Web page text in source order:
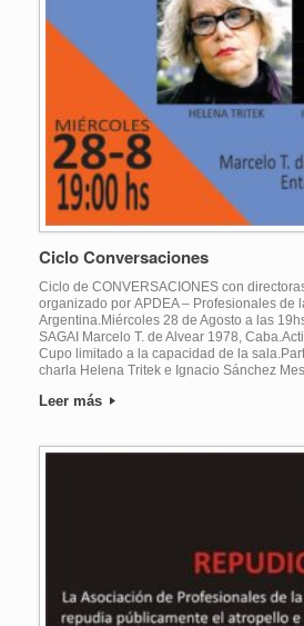
Ciclo Conversaciones
Ciclo de CONVERSACIONES con
organizado por APDEA – Profesionales de
Argentina.Miércoles 28 de Agosto a las
SAGAI Marcelo T. de Alvear 1978,
Cupo limitado a la capacidad de la
charla Helena Tritek e Ignacio Sánchez
Leer más